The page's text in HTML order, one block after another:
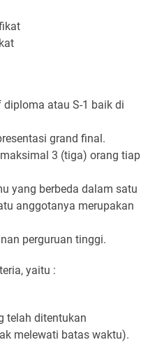
atau S-1 baik di
grand final.
3 (tiga) orang tiap
yang berbeda dalam satu
anggotanya merupakan
perguruan tinggi.
yaitu :
telah ditentukan
melewati batas waktu).